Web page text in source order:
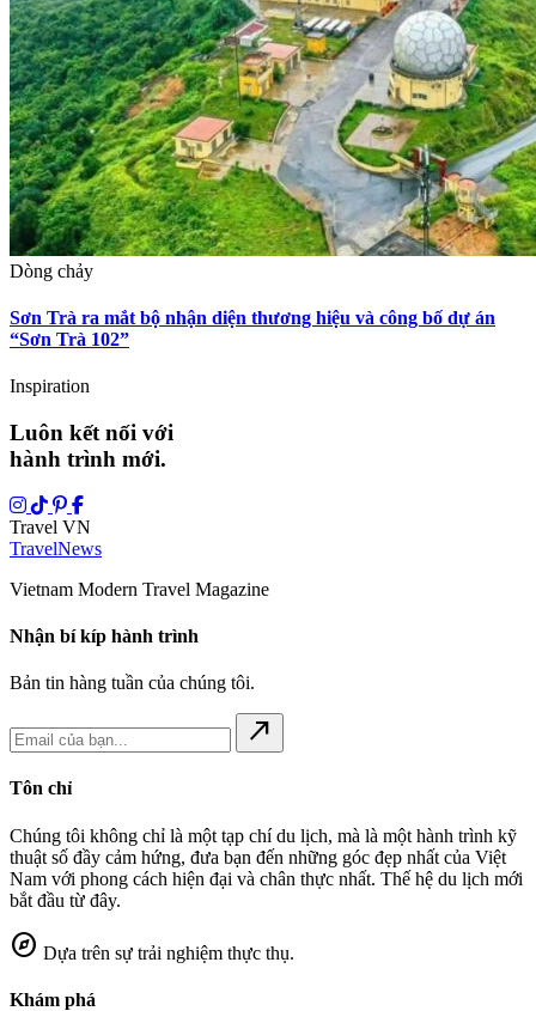
Dòng chảy
Sơn Trà ra mắt bộ nhận diện thương hiệu và công bố dự án
“Sơn Trà 102”
Inspiration
Luôn kết nối với
hành trình mới.
Travel VN
TravelNews
Vietnam Modern Travel Magazine
Nhận bí kíp hành trình
Bản tin hàng tuần của chúng tôi.
north_east
Tôn chỉ
Chúng tôi không chỉ là một tạp chí du lịch, mà là một hành trình kỹ
thuật số đầy cảm hứng, đưa bạn đến những góc đẹp nhất của Việt
Nam với phong cách hiện đại và chân thực nhất. Thế hệ du lịch mới
bắt đầu từ đây.
explore Dựa trên sự trải nghiệm thực thụ.
Khám phá